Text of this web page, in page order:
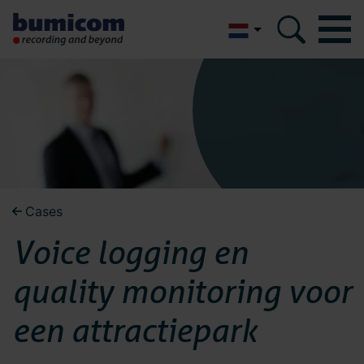
English
Over Bumicom
Bumicom referenties
Bumicom
certificeringen
Over Bumicom
Bumicom referenties
Bumicom certificeringen
Privacy en data security
Vacatures
Oplossingen
Recording
Voice logging
Cases
Voice logging en
quality monitoring voor
een attractiepark